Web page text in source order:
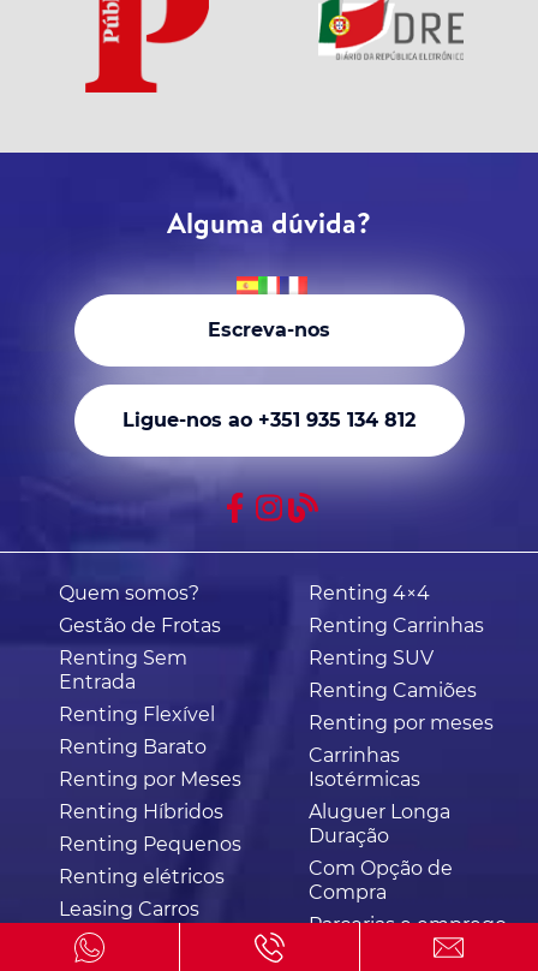
Alguma dúvida?
Escreva-nos
Ligue-nos ao +351 935 134 812
Quem somos?
Gestão de Frotas
Renting Sem
Entrada
Renting Flexível
Renting Barato
Renting por Meses
Renting Híbridos
Renting Pequenos
Renting elétricos
Leasing Carros
Renting 4×4
Renting Carrinhas
Renting SUV
Renting Camiões
Renting por meses
Carrinhas
Isotérmicas
Aluguer Longa
Duração
Com Opção de
Compra
Parcerias e emprego
Concessionarios